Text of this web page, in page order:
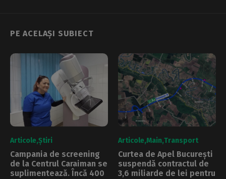
PE ACELAȘI SUBIECT
Articole Știri
Campania de screening
de la Centrul Caraiman se
suplimentează. Încă 400
Articole Main Transport
Curtea de Apel București
suspendă contractul de
3,6 miliarde de lei pentru